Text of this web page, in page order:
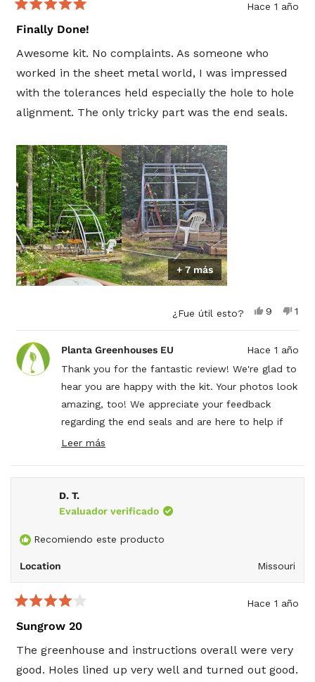
does not sit flush with greenhouse poly, yet all
brackets are installed properly to position the
vents. Perhaps that is an issue.
installation
Let us know if you have further questions!
5
5
estrellas
Hace 1 año
Finally Done!
Awesome kit. No complaints. As someone who
worked in the sheet metal world, I was impressed
with the tolerances held especially the hole to hole
alignment. The only tricky part was the end seals.
+ 7 más
¿Fue útil esto?
Sí,
reseña
Rob
C.
fue
útil.
9
votaron
No,
Rob
C.
fue
1
Planta Greenhouses EU
Hace 1 año
Thank you for the fantastic review! We're glad to
hear you are happy with the kit. Your photos look
amazing, too! We appreciate your feedback
regarding the end seals and are here to help if
you have any other questions.
Leer más
more
about
reply
D. T.
Evaluador verificado
Recomiendo este producto
Location Missouri
4
5
estrellas
Hace 1 año
Sungrow 20
The greenhouse and instructions overall were very
good. Holes lined up very well and turned out good.